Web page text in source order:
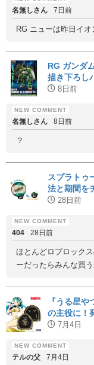
名無しさん 7日前
RG ニューは昨日イオ
RG ガンダ
描き下ろし
8日前
名無しさん 8日前
？
スプラトゥ
法と期間を
28日前
404 28日前
ほとんどロブロック
ーだったらみんな買
『うる星
の主役に！
7月4日
テルの父 7月4日